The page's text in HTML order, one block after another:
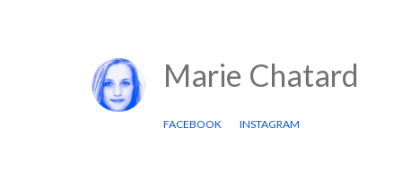
Marie Chatard
FACEBOOK INSTAGRAM